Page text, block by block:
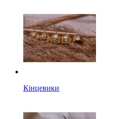
Кінцевики